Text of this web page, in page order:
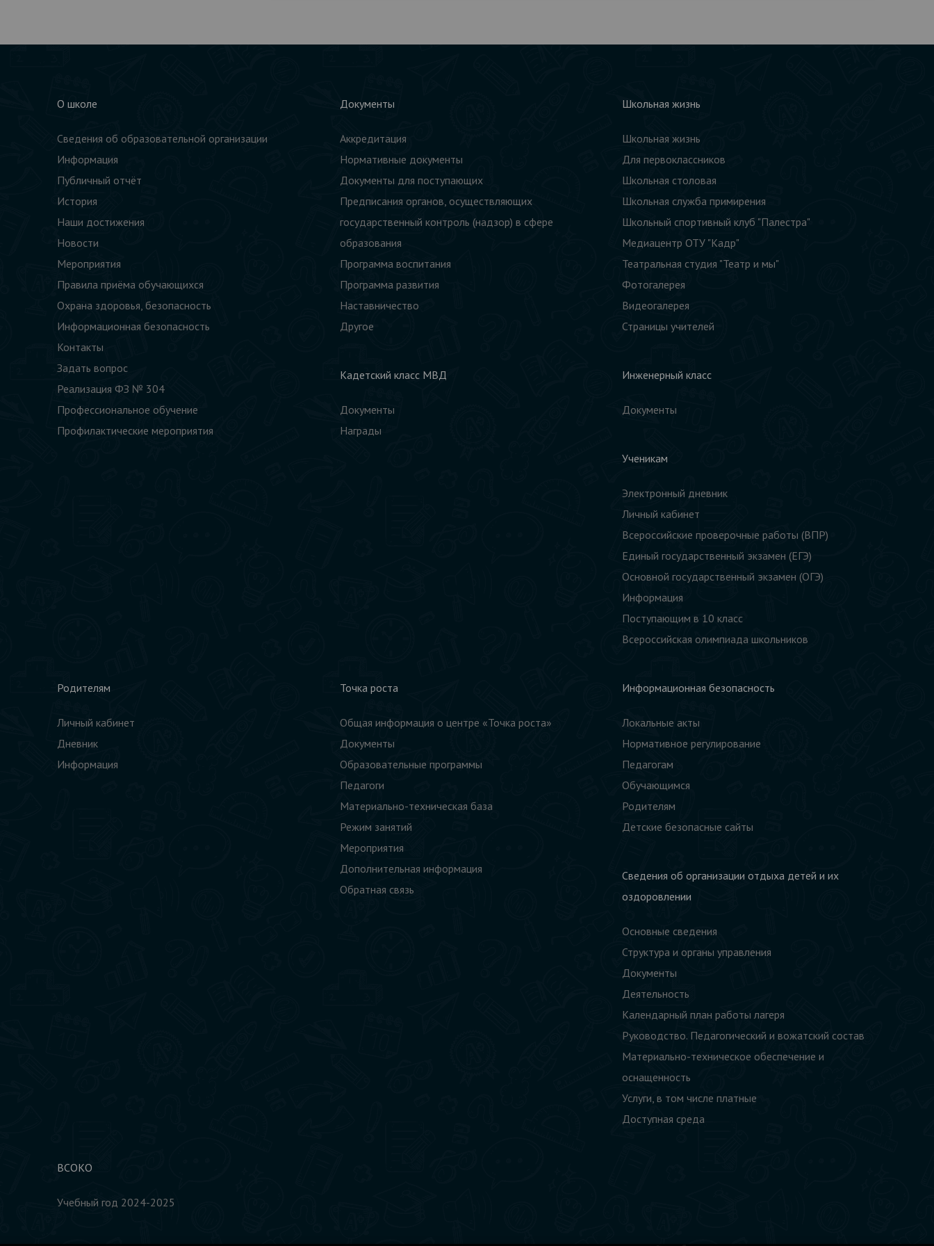
О школе
Сведения об образовательной организации
Информация
Публичный отчёт
История
Наши достижения
Новости
Мероприятия
Правила приёма обучающихся
Охрана здоровья, безопасность
Информационная безопасность
Контакты
Задать вопрос
Реализация ФЗ № 304
Профессиональное обучение
Профилактические мероприятия
Документы
Аккредитация
Нормативные документы
Документы для поступающих
Предписания органов, осуществляющих
государственный контроль (надзор) в сфере
образования
Программа воспитания
Программа развития
Наставничество
Другое
Школьная жизнь
Школьная жизнь
Для первоклассников
Школьная столовая
Школьная служба примирения
Школьный спортивный клуб "Палестра"
Медиацентр ОТУ "Кадр"
Театральная студия "Театр и мы"
Фотогалерея
Видеогалерея
Страницы учителей
Кадетский класс МВД
Документы
Награды
Инженерный класс
Документы
Ученикам
Электронный дневник
Личный кабинет
Всероссийские проверочные работы (ВПР)
Единый государственный экзамен (ЕГЭ)
Основной государственный экзамен (ОГЭ)
Информация
Поступающим в 10 класс
Всероссийская олимпиада школьников
Родителям
Личный кабинет
Дневник
Информация
Точка роста
Общая информация о центре «Точка роста»
Документы
Образовательные программы
Педагоги
Материально-техническая база
Режим занятий
Мероприятия
Дополнительная информация
Обратная связь
Информационная безопасность
Локальные акты
Нормативное регулирование
Педагогам
Обучающимся
Родителям
Детские безопасные сайты
Сведения об организации отдыха детей и их
оздоровлении
Основные сведения
Структура и органы управления
Документы
Деятельность
Календарный план работы лагеря
Руководство. Педагогический и вожатский состав
Материально-техническое обеспечение и
оснащенность
Услуги, в том числе платные
Доступная среда
ВСОКО
Учебный год 2024-2025